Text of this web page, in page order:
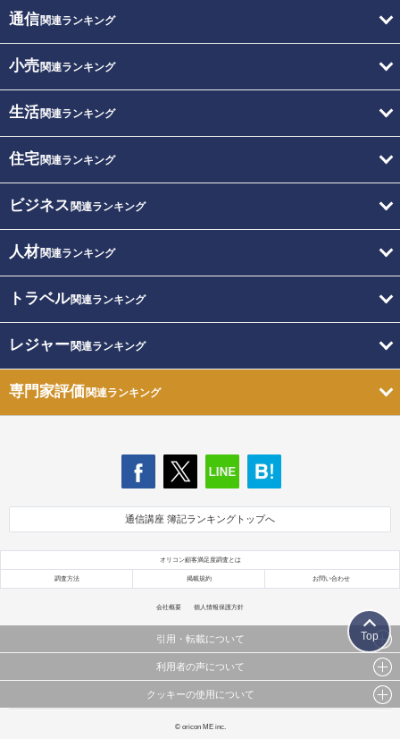
通信関連ランキング
小売関連ランキング
生活関連ランキング
住宅関連ランキング
ビジネス 関連ランキング
人材関連ランキング
トラベル関連ランキング
レジャー関連ランキング
専門家評価関連ランキング
通信講座 簿記ランキングトップへ
オリコン顧客満足度調査とは
調査方法 掲載規約 お問い合わせ
会社概要 個人情報保護方針
引用・転載について
当サイトで公開されている情報（文字、写真、イラスト、画像データ等）及びこれらの配置・
これらの情報を権利者の許可なく無断転載・複製などの二次利用を行うことは固く禁じており
利用者の声について
当サイトに掲載している内容はすべてサービスの利用者が提出された見解・感想です。
弊社の見解・ 意見ではないことをご理解いただいた上でご覧ください。
クッキーの使用について
このサイトでは Cookie を使用して、ユーザーに合わせたコンテンツや広告の表示、ソーシャル
© oricon ME inc.
Top